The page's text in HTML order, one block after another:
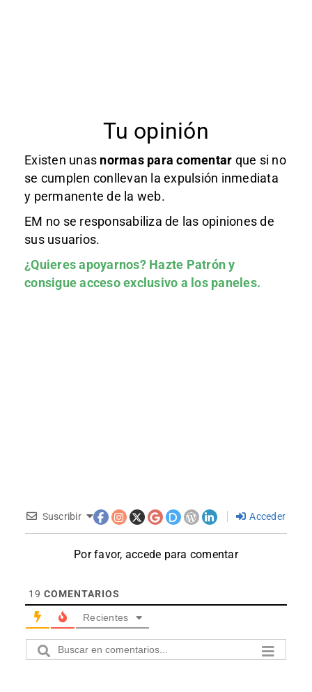
Tu opinión
Existen unas normas para comentar que si no
se cumplen conllevan la expulsión inmediata
y permanente de la web.
EM no se responsabiliza de las opiniones de
sus usuarios.
¿Quieres apoyarnos? Hazte Patróny
consigue acceso exclusivo a los paneles.
Suscribir Acceder
Por favor, accede para comentar
19 COMENTARIOS
Recientes